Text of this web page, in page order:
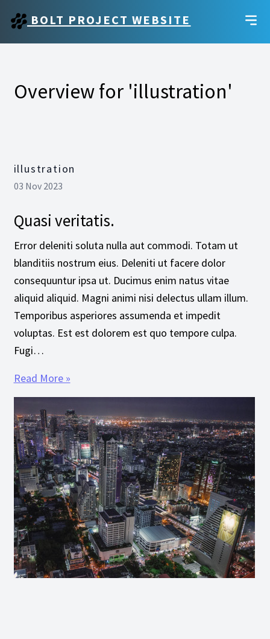
BOLT PROJECT WEBSITE
Overview for 'illustration'
illustration
03 Nov 2023
Quasi veritatis.
Error deleniti soluta nulla aut commodi. Totam ut
blanditiis nostrum eius. Deleniti ut facere dolor
consequuntur ipsa ut. Ducimus enim natus vitae
aliquid aliquid. Magni animi nisi delectus ullam illum.
Temporibus asperiores assumenda et impedit
voluptas. Est est dolorem est quo tempore culpa.
Fugi…
Read More »